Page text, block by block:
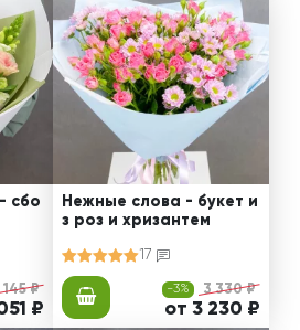
сбо
145 ₽
₽
Нежные слова - букет и
з роз и хризантем
17
-3% 3 330 ₽
от 3 230 ₽